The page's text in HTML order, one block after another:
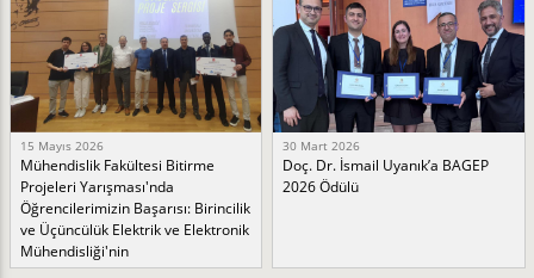
15 Mayıs 2026
Mühendislik Fakültesi Bitirme
Projeleri Yarışması'nda
Öğrencilerimizin Başarısı: Birincilik
ve Üçüncülük Elektrik ve Elektronik
Mühendisliği'nin
30 Mart 2026
Doç. Dr. İsmail Uyanık’a BAGEP
2026 Ödülü